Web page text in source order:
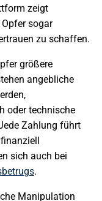
zeigt
sogar
zu schaffen.
größere
angebliche
oder technische
Zahlung führt
sich auch bei
.
Manipulation